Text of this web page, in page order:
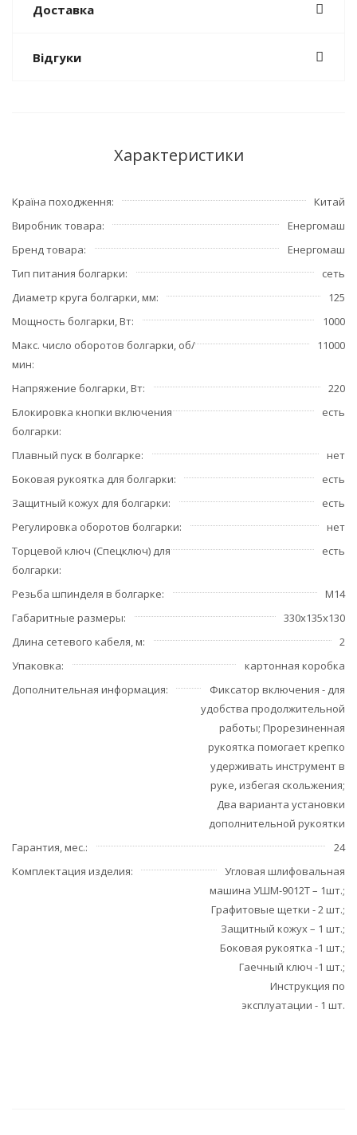
Доставка
Відгуки
Характеристики
Країна походження
Китай
Виробник товара
Енергомаш
Бренд товара
Енергомаш
Тип питания болгарки
сеть
Диаметр круга болгарки, мм
125
Мощность болгарки, Вт
1000
Макс. число оборотов болгарки, об/
мин
11000
Напряжение болгарки, Вт
220
Блокировка кнопки включения
болгарки
есть
Плавный пуск в болгарке
нет
Боковая рукоятка для болгарки
есть
Защитный кожух для болгарки
есть
Регулировка оборотов болгарки
нет
Торцевой ключ (Спецключ) для
болгарки
есть
Резьба шпинделя в болгарке
М14
Габаритные размеры
330х135х130
Длина сетевого кабеля, м
2
Упаковка
картонная коробка
Дополнительная информация
Фиксатор включения - для
удобства продолжительной
работы; Прорезиненная
рукоятка помогает крепко
удерживать инструмент в
руке, избегая скольжения;
Два варианта установки
дополнительной рукоятки
Гарантия, мес.
24
Комплектация изделия
Угловая шлифовальная
машина УШМ-9012Т – 1шт.;
Графитовые щетки - 2 шт.;
Защитный кожух – 1 шт.;
Боковая рукоятка -1 шт.;
Гаечный ключ -1 шт.;
Инструкция по
эксплуатации - 1 шт.